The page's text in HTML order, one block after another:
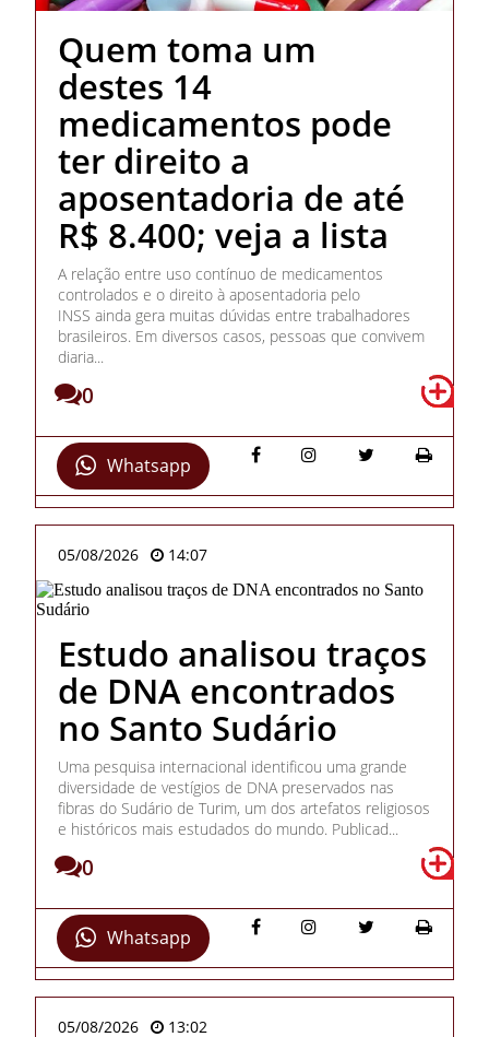
Quem toma um
destes 14
medicamentos pode
ter direito a
aposentadoria de até
R$ 8.400; veja a lista
A relação entre uso contínuo de medicamentos
controlados e o direito à aposentadoria pelo
INSS ainda gera muitas dúvidas entre trabalhadores
brasileiros. Em diversos casos, pessoas que convivem
diaria...
0
Whatsapp
05/08/2026 14:07
Estudo analisou traços
de DNA encontrados
no Santo Sudário
Uma pesquisa internacional identificou uma grande
diversidade de vestígios de DNA preservados nas
fibras do Sudário de Turim, um dos artefatos religiosos
e históricos mais estudados do mundo. Publicad...
0
Whatsapp
05/08/2026 13:02